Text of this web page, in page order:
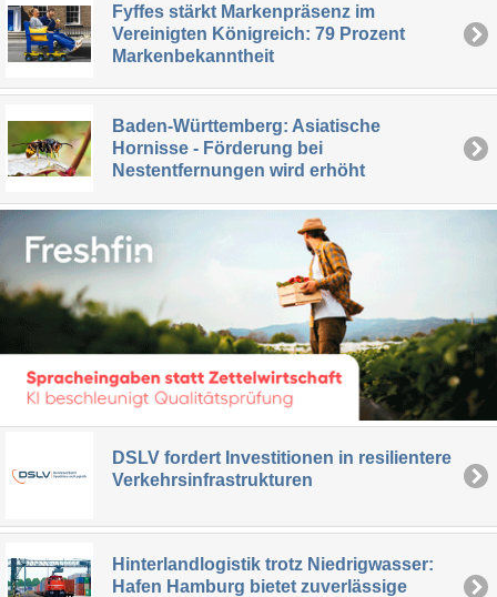
Fyffes stärkt Markenpräsenz im
Vereinigten Königreich: 79 Prozent
Markenbekanntheit
Baden-Württemberg: Asiatische
Hornisse - Förderung bei
Nestentfernungen wird erhöht
DSLV fordert Investitionen in resilientere
Verkehrsinfrastrukturen
Hinterlandlogistik trotz Niedrigwasser:
Hafen Hamburg bietet zuverlässige